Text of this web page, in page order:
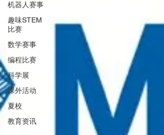
机器人赛事
趣味STEM
比赛
数学赛事
编程比赛
科学展
课外活动
夏校
教育资讯